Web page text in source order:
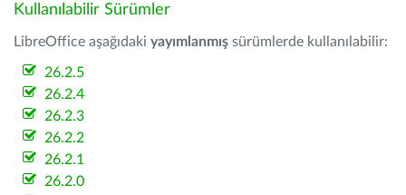
Kullanılabilir Sürümler
LibreOffice aşağıdaki yayımlanmış sürümlerde kullanılabilir:
26.2.5
26.2.4
26.2.3
26.2.2
26.2.1
26.2.0